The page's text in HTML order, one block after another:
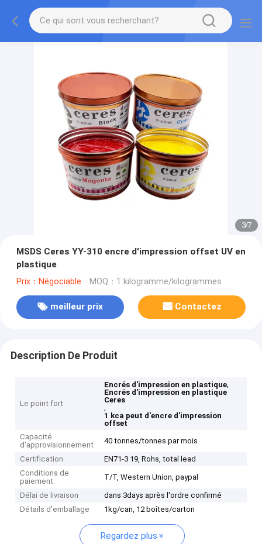
3/7
MSDS Ceres YY-310 encre d'impression offset UV en
plastique
Prix：Négociable MOQ：1 kilogramme/kilogrammes
meilleur prix Contactez
Description De Produit
Le point fort
Encrés d'impression en plastique,
Encrés d'impression en plastique
Ceres
,
1 kca peut d'encre d'impression
offset
Capacité
d'approvisionnement
40 tonnes/tonnes par mois
Certification
EN71-3 19, Rohs, total lead
Conditions de
paiement
T/T, Western Union, paypal
Délai de livraison
dans 3days après l'ordre confirmé
Détails d'emballage
1kg/can, 12 boîtes/carton
Regardez plus